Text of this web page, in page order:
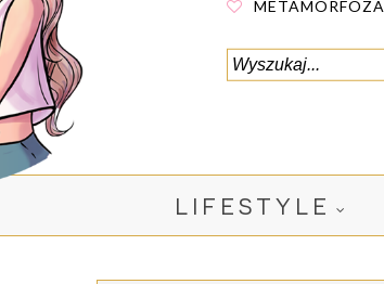
METAMORFOZA
LIFESTYLE